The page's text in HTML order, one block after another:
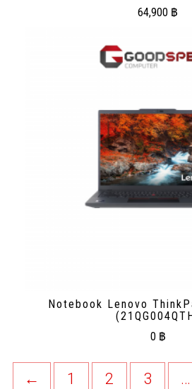
64,900 ฿
Notebook Lenovo
0 ฿
← 1 2 3 …